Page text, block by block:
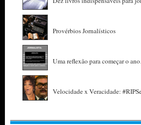
Provérbios Jornalísticos
Uma reflexão para começar o
Velocidade x Veracidade: